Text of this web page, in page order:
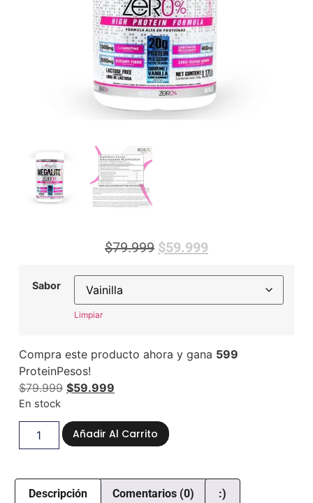
$79.999 $59.999
Sabor
Limpiar
Compra este producto ahora y gana 599
ProteinPesos!
$79.999 $59.999
En stock
Añadir Al Carrito
Descripción Comentarios (0) :)